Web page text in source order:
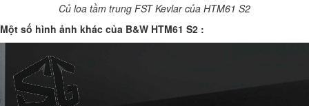
Củ loa tầm trung FST Kevlar của HTM61 S2
Một số hình ảnh khác của B&W HTM61 S2 :